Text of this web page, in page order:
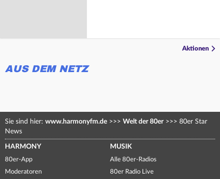
Aktionen
AUS DEM NETZ
Sie sind hier: www.harmonyfm.de >>> Welt der 80er >>> 80er Star
News
HARMONY
80er-App
Moderatoren
MUSIK
Alle 80er-Radios
80er Radio Live